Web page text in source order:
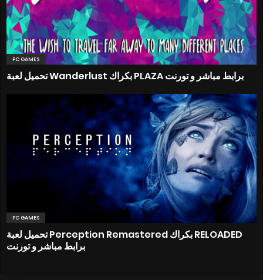
PC GAMES
تحميل لعبة Wanderlust بكراك PLAZA برابط مباشر و تورنت
PC GAMES
تحميل لعبة Perception Remastered بكراك RELOADED
برابط مباشر و تورنت